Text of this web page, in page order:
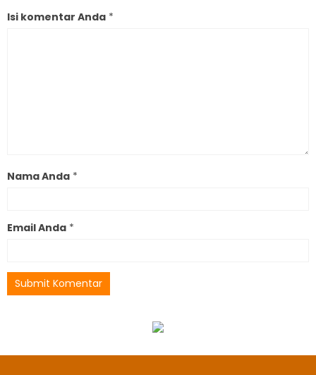
Isi komentar Anda *
Nama Anda *
Email Anda *